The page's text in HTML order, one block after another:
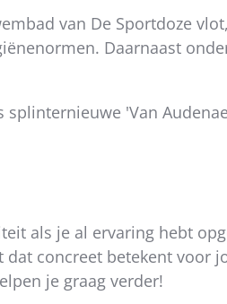
van De Sportdoze
Daarnaast
'Van
als je al ervaring hebt
concreet betekent voor
je graag verder!